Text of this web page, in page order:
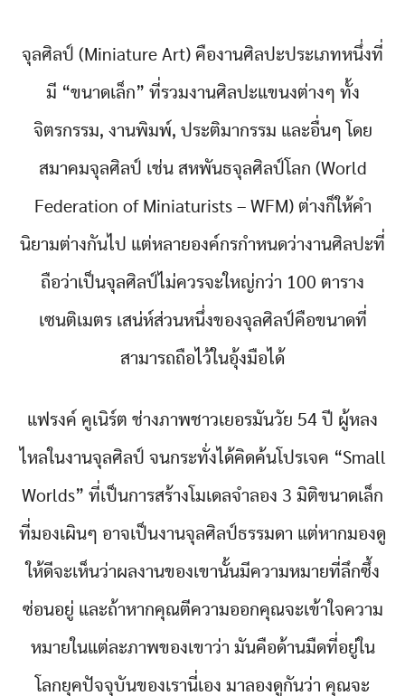
จุลศิลป์ (Miniature Art) คืองานศิลปะประเภทหนึ่งที่
มี “ขนาดเล็ก” ที่รวมงานศิลปะแขนงต่างๆ ทั้ง
จิตรกรรม, งานพิมพ์, ประติมากรรม และอื่นๆ โดย
สมาคมจุลศิลป์ เช่น สหพันธจุลศิลป์โลก (World
Federation of Miniaturists – WFM) ต่างก็ให้คำ
นิยามต่างกันไป แต่หลายองค์กรกำหนดว่างานศิลปะที่
ถือว่าเป็นจุลศิลป์ไม่ควรจะใหญ่กว่า 100 ตาราง
เซนติเมตร เสน่ห์ส่วนหนึ่งของจุลศิลป์คือขนาดที่
สามารถถือไว้ในอุ้งมือได้
แฟรงค์ คูเนิร์ต ช่างภาพชาวเยอรมันวัย 54 ปี ผู้หลง
ไหลในงานจุลศิลป์ จนกระทั่งได้คิดค้นโปรเจค “Small
Worlds” ที่เป็นการสร้างโมเดลจำลอง 3 มิติขนาดเล็ก
ที่มองเผินๆ อาจเป็นงานจุลศิลป์ธรรมดา แต่หากมองดู
ให้ดีจะเห็นว่าผลงานของเขานั้นมีความหมายที่ลึกซึ้ง
ซ่อนอยู่ และถ้าหากคุณตีความออกคุณจะเข้าใจความ
หมายในแต่ละภาพของเขาว่า มันคือด้านมืดที่อยู่ใน
โลกยุคปัจจุบันของเรานี่เอง มาลองดูกันว่า คุณจะ